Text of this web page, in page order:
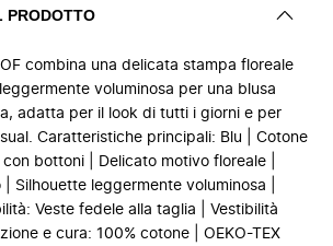
PRODOTTO
combina una delicata stampa floreale
voluminosa per una blusa
adatta per il look di tutti i giorni e per
Caratteristiche principali: Blu | Cotone
con bottoni | Delicato motivo floreale |
| Silhouette leggermente voluminosa |
Veste fedele alla taglia | Vestibilità
e cura: 100% cotone | OEKO-TEX